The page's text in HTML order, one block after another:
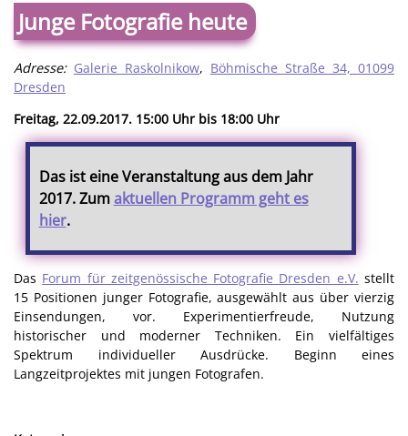
Junge Fotografie heute
Adresse: Galerie Raskolnikow, Böhmische Straße 34, 01099
Dresden
Freitag, 22.09.2017. 15:00 Uhr bis 18:00 Uhr
Das ist eine Veranstaltung aus dem Jahr
2017. Zumaktuellen Programm geht es
hier.
Das Forum für zeitgenössische Fotografie Dresden e.V. stellt
15 Positionen junger Fotografie, ausgewählt aus über vierzig
Einsendungen, vor. Experimentierfreude, Nutzung
historischer und moderner Techniken. Ein vielfältiges
Spektrum individueller Ausdrücke. Beginn eines
Langzeitprojektes mit jungen Fotografen.